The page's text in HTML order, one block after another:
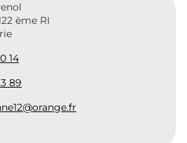
ème RI
14
89